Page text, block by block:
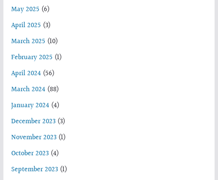
May 2025 (6)
April 2025 (3)
March 2025 (10)
February 2025 (1)
April 2024(56)
March 2024(88)
January 2024(4)
December 2023(3)
November 2023(1)
October 2023(4)
September 2023(1)